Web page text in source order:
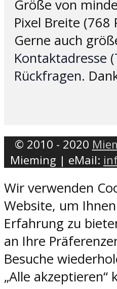
Größe von
Pixel Breite (768
Gerne auch
Kontaktadresse
Rückfragen.
© 2010 - 2020
Mieming | eMail:
Wir verwenden
Website, um
Erfahrung zu
an Ihre
Besuche
„Alle